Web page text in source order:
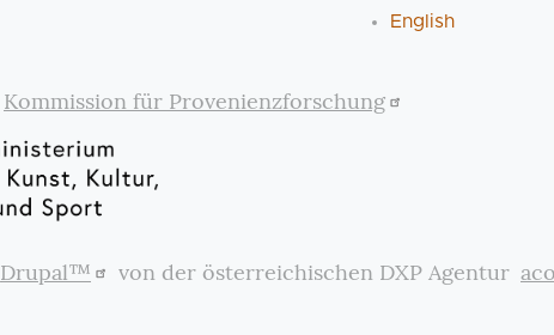
English
Kommission für Provenienzforschung
Drupal™ von der österreichischen DXP Agentur